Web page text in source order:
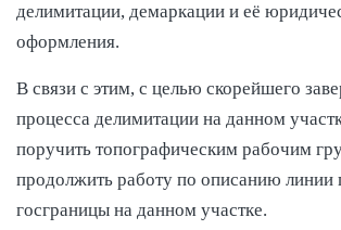
делимитации, демаркации и её
оформления.
В связи с этим, с целью скорейшего
процесса делимитации на данном
поручить топографическим рабочим
продолжить работу по описанию линии
госграницы на данном участке.